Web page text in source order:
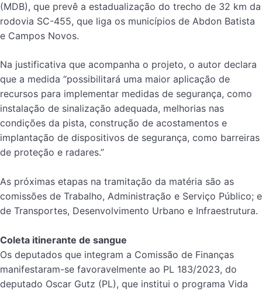
(MDB), que prevê a estadualização do trecho de 32 km da
rodovia SC-455, que liga os municípios de Abdon Batista
e Campos Novos.
Na justificativa que acompanha o projeto, o autor declara
que a medida “possibilitará uma maior aplicação de
recursos para implementar medidas de segurança, como
instalação de sinalização adequada, melhorias nas
condições da pista, construção de acostamentos e
implantação de dispositivos de segurança, como barreiras
de proteção e radares.”
As próximas etapas na tramitação da matéria são as
comissões de Trabalho, Administração e Serviço Público; e
de Transportes, Desenvolvimento Urbano e Infraestrutura.
Coleta itinerante de sangue
Os deputados que integram a Comissão de Finanças
manifestaram-se favoravelmente ao PL 183/2023, do
deputado Oscar Gutz (PL), que institui o programa Vida